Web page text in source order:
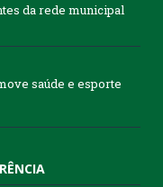
da rede municipal
saúde e esporte